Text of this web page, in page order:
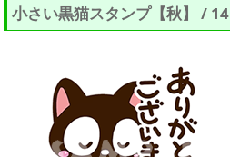
小さい黒猫スタンプ【秋】 / 14